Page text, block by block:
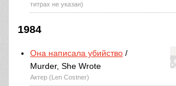
титрах не указан)
1984
Она написала убийство /
Murder, She Wrote
Актер (Len Costner)